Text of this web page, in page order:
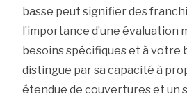
basse peut signifier des
l’importance d’une
besoins spécifiques et à votre
distingue par sa capacité à
étendue de couvertures et un